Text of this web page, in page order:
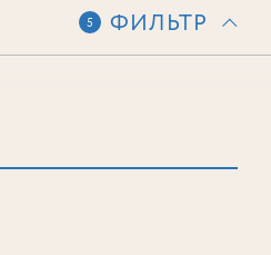
5 ФИЛЬТР
ни одного лота